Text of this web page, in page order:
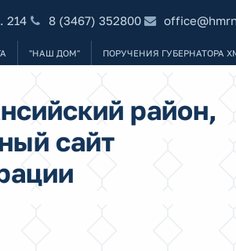
214 8 (3467) 352800
"НАШ ДОМ" ПОРУЧЕНИЯ ГУБЕРНАТОРА
район,
сайт